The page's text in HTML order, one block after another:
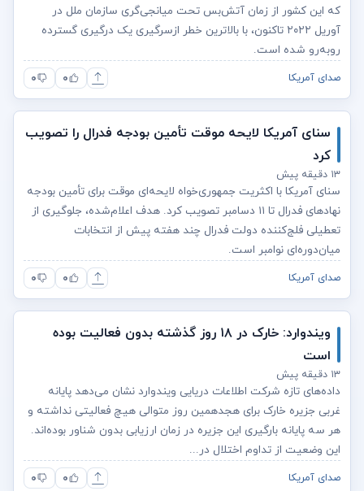
که این کشور از زمان آتش‌بس تحت میانجی‌گری سازمان ملل در
آوریل ۲۰۲۲ تاکنون، با بالاترین خطر ازسرگیری یک درگیری گسترده
روبه‌رو شده است.
صدای آمریکا ۰ ۰
سنای آمریکا لایحه موقت تأمین بودجه فدرال را تصویب
کرد
۱۳ دقیقه پیش
سنای آمریکا با اکثریت جمهوری‌خواه لایحه‌ای موقت برای تأمین بودجه
نهادهای فدرال تا ۱۱ دسامبر تصویب کرد. هدف اعلام‌شده، جلوگیری از
تعطیلی فلج‌کننده دولت فدرال چند هفته پیش از انتخابات
میان‌دوره‌ای نوامبر است.
صدای آمریکا ۰ ۰
ویندوارد: خارک در ۱۸ روز گذشته بدون فعالیت بوده
است
۱۳ دقیقه پیش
داده‌های تازه شرکت اطلاعات دریایی ویندوارد نشان می‌دهد پایانه
غربی جزیره خارک برای هجدهمین روز متوالی هیچ فعالیتی نداشته و
هر سه پایانه بارگیری این جزیره در زمان ارزیابی بدون شناور بوده‌اند.
این وضعیت از تداوم اختلال در...
صدای آمریکا ۰ ۰